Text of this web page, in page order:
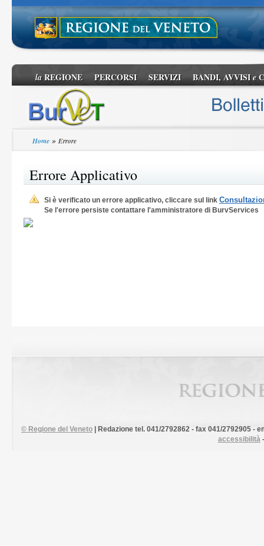
laREGIONE PERCORSI SERVIZI BANDI, AVVISIe
Home » Errore
Errore Applicativo
Si è verificato un errore applicativo, cliccare sul link
Se l'errore persiste contattare l'amministratore di BurvServices
© Regione del Veneto
| Redazione tel. 041/2792862 - fax 041/2792905 -
accessibilità